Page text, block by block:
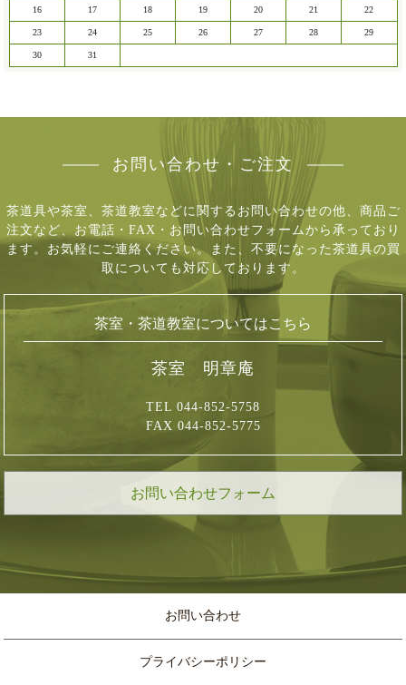
16 17 18 19 20 21 22
23 24 25 26 27 28 29
30 31
お問い合わせ・ご注文
茶道具や茶室、茶道教室などに関するお問い合わせの他、商品ご
注文など、 お電話・FAX・お問い合わせフォームから承っており
ます。お気軽にご連絡ください。 また、不要になった茶道具の買
取についても対応しております。
茶室・茶道教室についてはこちら
茶室 明章庵
TEL 044-852-5758
FAX 044-852-5775
お問い合わせフォーム
お問い合わせ
プライバシーポリシー